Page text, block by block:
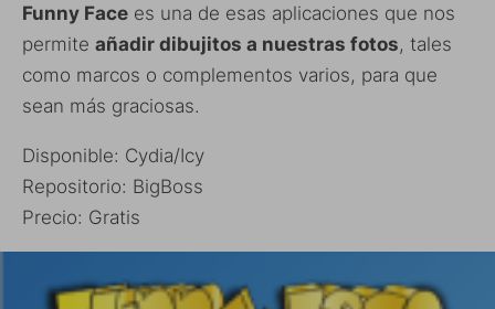
Funny Face es una de esas aplicaciones que nos
permite añadir dibujitos a nuestras fotos, tales
como marcos o complementos varios, para que
sean más graciosas.
Disponible: Cydia/Icy
Repositorio: BigBoss
Precio: Gratis